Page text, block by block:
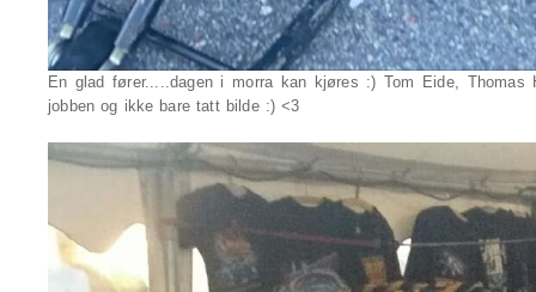
En glad fører.....dagen i morra kan kjøres :) Tom Eide,
jobben og ikke bare tatt bilde :) <3